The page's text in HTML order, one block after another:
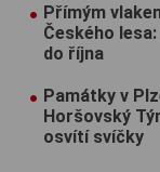
Přímým
Českého
do října
Památky v
Horšovský
osvítí svíčky